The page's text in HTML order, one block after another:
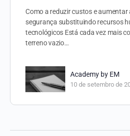
Como a reduzir custos e aumentar
segurança substituindo recursos
tecnológicos Está cada vez mais
terreno vazio…
Academy by EM
10 de setembro de